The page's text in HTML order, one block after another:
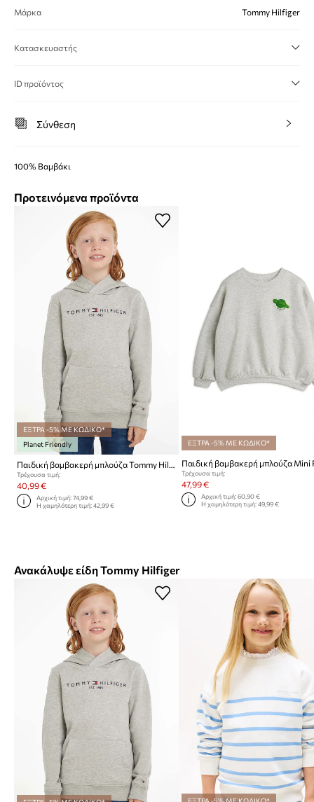
Μάρκα Tommy Hilfiger
Κατασκευαστής
ID προϊόντος
Σύνθεση
100% Βαμβάκι
Προτεινόμενα προϊόντα
ΕΞΤΡΑ -5% ΜΕ ΚΩΔΙΚΟ*
Planet Friendly
Τρέχουσα τιμή:
40,99 €
Αρχική τιμή:74,99 €
Η χαμηλότερη τιμή:42,99 €
ΕΞΤΡΑ -5% ΜΕ ΚΩΔΙΚΟ*
Τρέχουσα τιμή:
47,99 €
Αρχική τιμή: 60,90 €
Η χαμηλότερη τιμή: 49,99 €
Ανακάλυψε είδη Tommy Hilfiger